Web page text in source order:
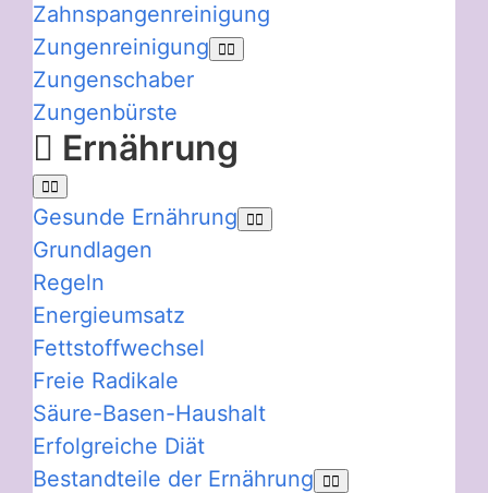
Zahnspangenreinigung
Zungenreinigung
Zungenschaber
Zungenbürste
Ernährung
Gesunde Ernährung
Grundlagen
Regeln
Energieumsatz
Fettstoffwechsel
Freie Radikale
Säure-Basen-Haushalt
Erfolgreiche Diät
Bestandteile der Ernährung